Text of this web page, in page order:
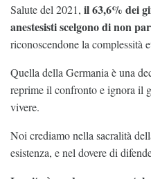
Salute del 2021, il 63,6% dei
anestesisti scelgono di non
riconoscendone la complessità
Quella della Germania è una
reprime il confronto e ignora il
vivere.
Noi crediamo nella sacralità
esistenza, e nel dovere di